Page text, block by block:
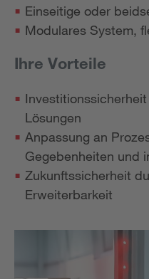
Einseitige oder
Modulares System,
Ihre Vorteile
Lösungen
Anpassung an
Gegebenheiten und
Zukunftssicherheit
Erweiterbarkeit